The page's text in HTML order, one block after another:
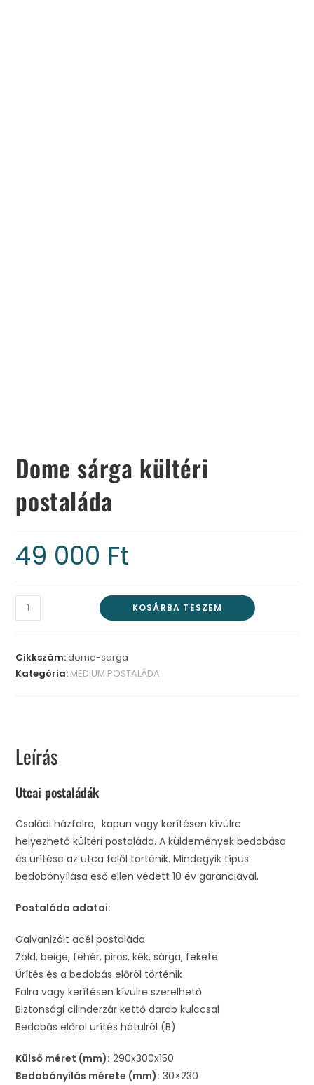
Dome sárga kültéri
postaláda
49 000 Ft
KOSÁRBA TESZEM
Cikkszám:dome-sarga
Kategória: MEDIUM POSTALÁDA
Leírás
Utcai postaládák
Családi házfalra, kapun vagy kerítésen kívülre
helyezhető kültéri postaláda. A küldemények bedobása
és ürítése az utca felől történik. Mindegyik típus
bedobónyílása eső ellen védett 10 év garanciával.
Postaláda adatai:
Galvanizált acél postaláda
Zöld, beige, fehér, piros, kék, sárga, fekete
Ürítés és a bedobás előröl történik
Falra vagy kerítésen kívülre szerelhető
Biztonsági cilinderzár kettő darab kulccsal
Bedobás előröl ürítés hátulról (B)
Külső méret (mm): 290x300x150
Bedobónyílás mérete (mm): 30×230